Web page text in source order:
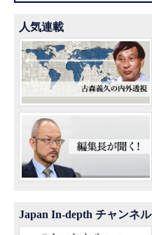
人気連載
Japan In-depth チャンネル